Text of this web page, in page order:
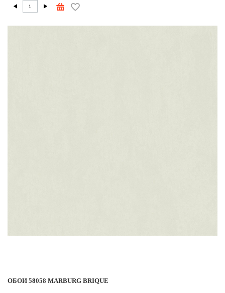
ОБОИ 58058 MARBURG BRIQUE